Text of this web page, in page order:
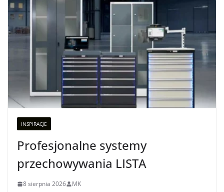
INSPIRACJE
Profesjonalne systemy
przechowywania LISTA
8 sierpnia 2026 MK